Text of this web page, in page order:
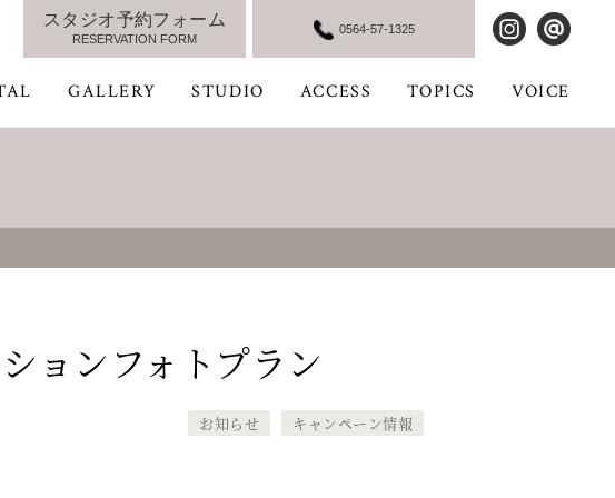
GALLERY STUDIO ACCESS TOPICS VOICE
スタジオ予約フォーム
RESERVATION FORM
0564-57-1325
ョンフォトプラン
お知らせ キャンペーン情報